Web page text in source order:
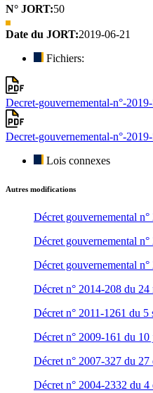
N° JORT:50
Date du JORT:2019-06-21
Fichiers:
Decret-gouvernemental-n°-
Decret-gouvernemental-n°-
Lois connexes
Autres modifications
Décret gouvernemental
Décret gouvernemental
Décret gouvernemental
Décret n° 2014-208 du
Décret n° 2011-1261 du 5
Décret n° 2009-161 du
Décret n° 2007-327 du
Décret n° 2004-2332 du